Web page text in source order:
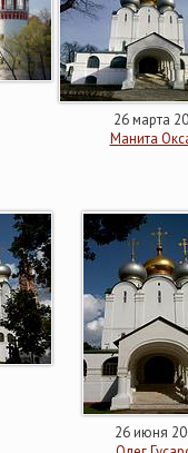
26 марта
Манита
26 июня